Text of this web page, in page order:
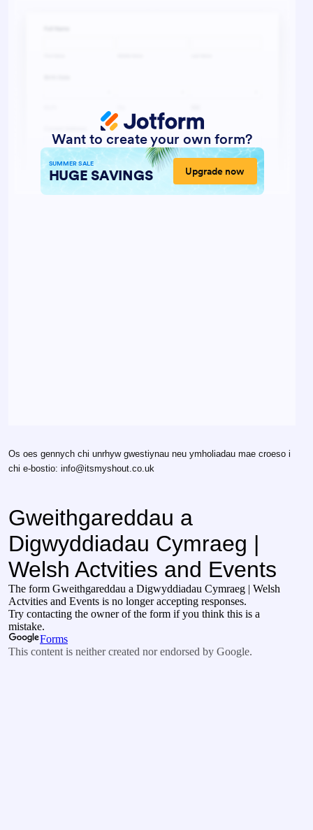
Os oes gennych chi unrhyw gwestiynau neu ymholiadau mae croeso i
chi e-bostio: info@itsmyshout.co.uk